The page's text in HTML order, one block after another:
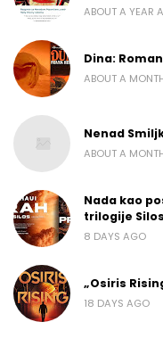
ABOUT A YEAR
Dina:
ABOUT A
Nenad
ABOUT A
Nada kao
trilogije Silos
8 DAYS AGO
„Osiris
18 DAYS AGO